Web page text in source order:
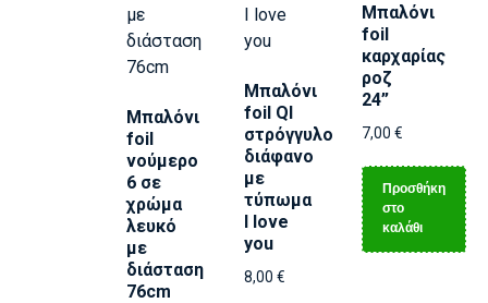
Μπαλόνι
foil
νούμερο
6 σε
χρώμα
λευκό
με
διάσταση
76cm
Μπαλόνι
foil Ql
στρόγγυλο
διάφανο
με
τύπωμα
I love
you
8,00 €
Μπαλόνι
foil
καρχαρίας
ροζ
24”
7,00 €
Προσθήκη
στο
καλάθι